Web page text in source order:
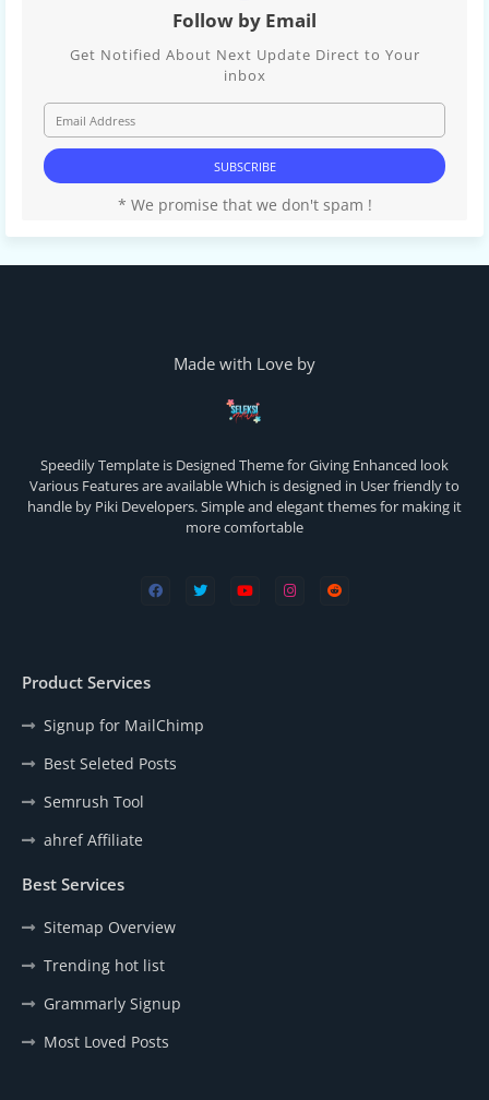
Follow by Email
Get Notified About Next Update Direct to Your
inbox
* We promise that we don't spam !
Made with Love by
Speedily Template is Designed Theme for Giving Enhanced look
Various Features are available Which is designed in User friendly to
handle by Piki Developers. Simple and elegant themes for making it
more comfortable
Product Services
Signup for MailChimp
Best Seleted Posts
Semrush Tool
ahref Affiliate
Best Services
Sitemap Overview
Trending hot list
Grammarly Signup
Most Loved Posts